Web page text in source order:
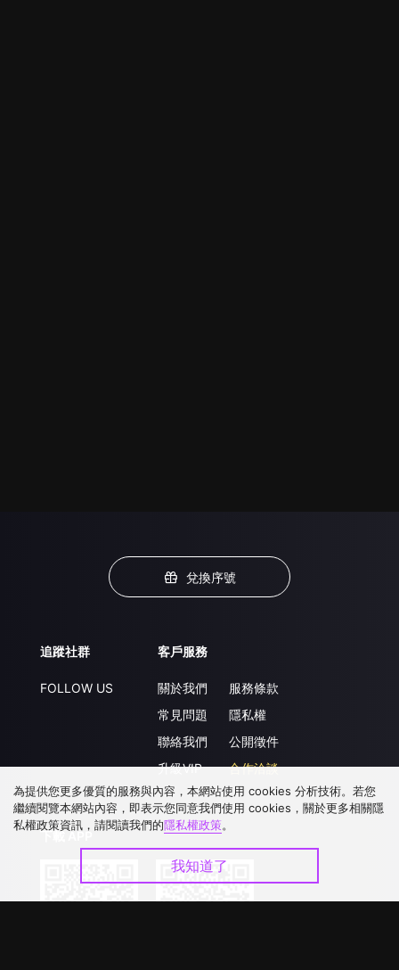
兌換序號
追蹤社群
FOLLOW US
客戶服務
關於我們
常見問題
聯絡我們
升級VIP
服務條款
隱私權
公開徵件
合作洽談
下載 APP
為提供您更多優質的服務與內容，本網站使用 cookies 分析技術。若您
繼續閱覽本網站內容，即表示您同意我們使用 cookies，關於更多相關隱
私權政策資訊，請閱讀我們的隱私權政策。
我知道了